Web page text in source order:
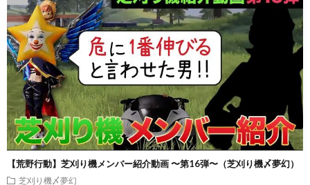
【荒野行動】芝刈り機メンバー紹介動画 〜第16弾〜（芝刈り機〆夢幻）
芝刈り機〆夢幻